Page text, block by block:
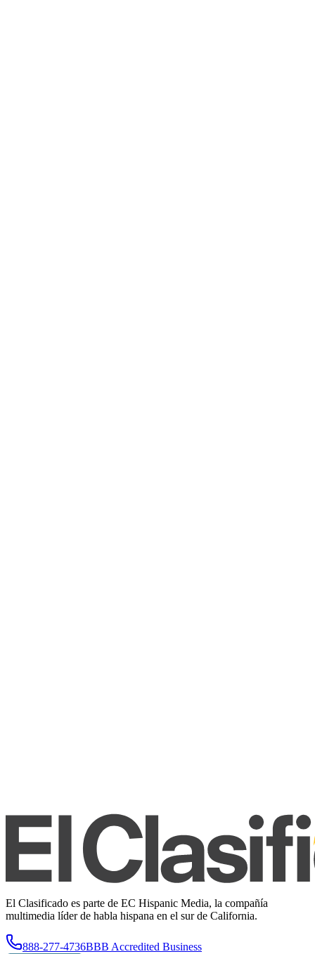
El Clasificado es parte de EC Hispanic Media, la compañía
multimedia líder de habla hispana en el sur de California.
888-277-4736BBB Accredited Business